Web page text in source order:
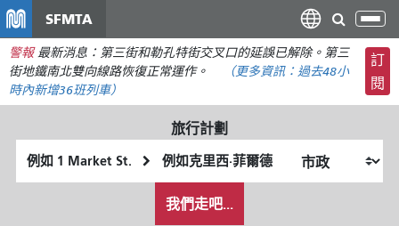
主
要
容
SFMTA
切
換
導
航
警報 最新消息：第三街和勒孔特街交叉口的延誤已解除。第三
街地鐵南北雙向線路恢復正常運作。
（更多資訊： 過去48小
時內新增36班列車）
訂
閱
旅行計劃
起
始
終
點
我
希
我們走吧...